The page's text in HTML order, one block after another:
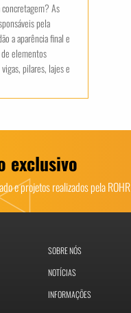
concretagem? As
pela
a aparência final e
elementos
pilares, lajes e
exclusivo
e projetos realizados pela ROHR
SOBRE NÓS
NOTÍCIAS
INFORMAÇÕES